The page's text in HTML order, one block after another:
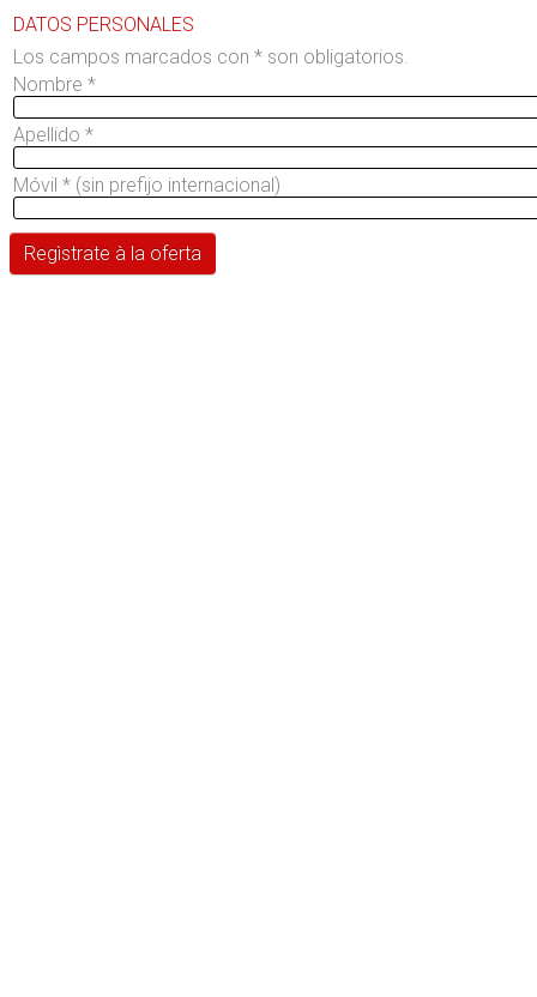
DATOS PERSONALES
Los campos marcados con * son obligatorios.
Nombre *
Apellido *
Móvil * (sin prefijo internacional)
Regìstrate à la oferta